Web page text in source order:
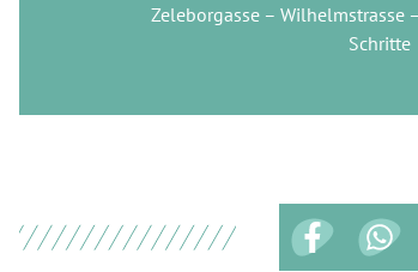
Zeleborgasse – Wilhelmstrasse
Schritte